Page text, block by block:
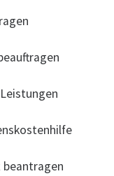
beantragen